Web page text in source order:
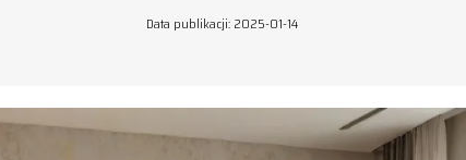
Data publikacji: 2025-01-14